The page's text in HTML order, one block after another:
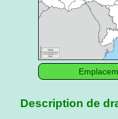
Description de